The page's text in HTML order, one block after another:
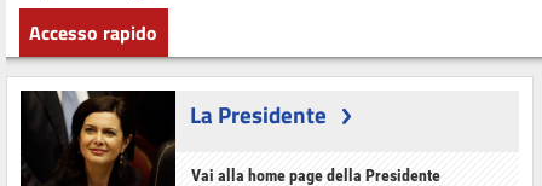
Accesso rapido
La Presidente
Vai alla home page della Presidente